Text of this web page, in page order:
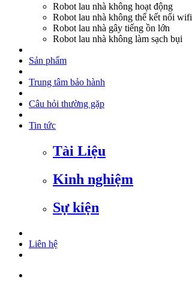
Robot lau nhà không hoạt động
Robot lau nhà không thể kết nối wifi
Robot lau nhà gây tiếng ồn lớn
Robot lau nhà không làm sạch bụi
Sản phẩm
Trung tâm bảo hành
Câu hỏi thường gặp
Tin tức
Tài Liệu
Kinh nghiệm
Sự kiện
Liên hệ